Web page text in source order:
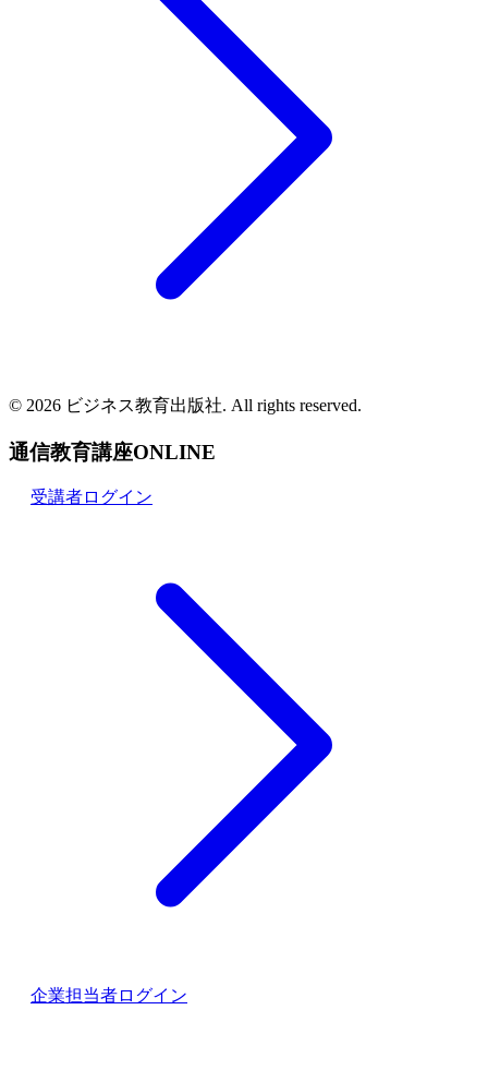
© 2026 ビジネス教育出版社. All rights reserved.
通信教育講座ONLINE
受講者ログイン
企業担当者ログイン